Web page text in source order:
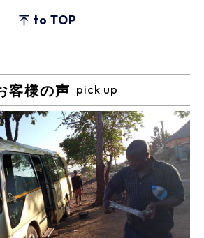
to TOP
客様の声 pick up